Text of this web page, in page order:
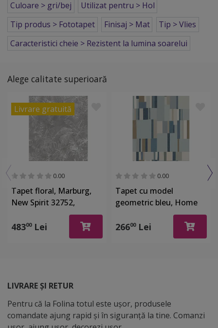
Culoare > gri/bej
Utilizat pentru > Hol
Tip produs > Fototapet
Finisaj > Mat
Tip > Vlies
Caracteristici cheie > Rezistent la lumina soarelui
Alege calitate superioară
Livrare gratuită
0.00
Tapet floral, Marburg,
New Spirit 32752,
48300Lei
0.00
Tapet cu model
geometric bleu, Home
26600Lei
LIVRARE ȘI RETUR
Pentru că la Folina totul este ușor, produsele
comandate ajung rapid și în siguranță la tine. Comanzi